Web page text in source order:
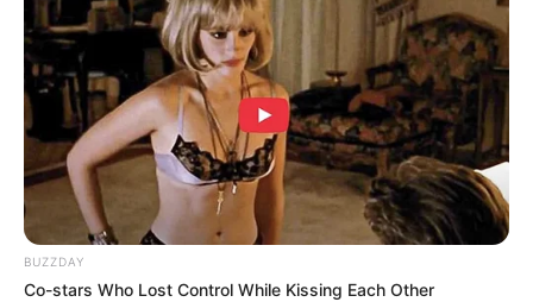
BUZZDAY
Co-stars Who Lost Control While Kissing Each Other